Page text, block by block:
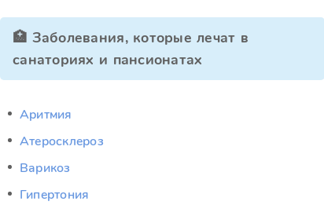
🏥 Заболевания, которые лечат в
санаториях и пансионатах
Аритмия
Атеросклероз
Варикоз
Гипертония